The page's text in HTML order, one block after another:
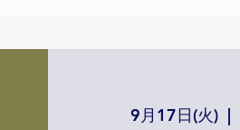
9月17日(火)
  |